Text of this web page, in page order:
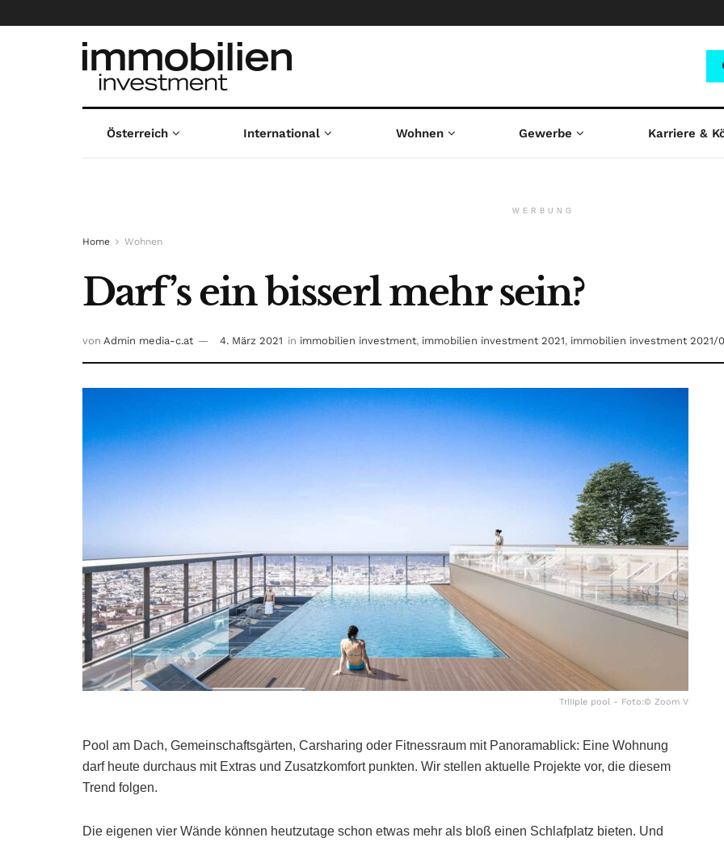
Österreich International Wohnen Gewerbe Karriere &
WERBUNG
Home Wohnen
Darf’s ein bisserl mehr sein?
von Admin media-c.at 4. März 2021 in immobilien investment, immobilien investment 2021, immobilien investment 2021/
TrIIIple pool - Foto:© Zoom V
Pool am Dach, Gemeinschaftsgärten, Carsharing oder Fitnessraum mit Panoramablick: Eine Wohnung
darf heute durchaus mit Extras und Zusatzkomfort punkten. Wir stellen aktuelle Projekte vor, die diesem
Trend folgen.
Die eigenen vier Wände können heutzutage schon etwas mehr als bloß einen Schlafplatz bieten. Und